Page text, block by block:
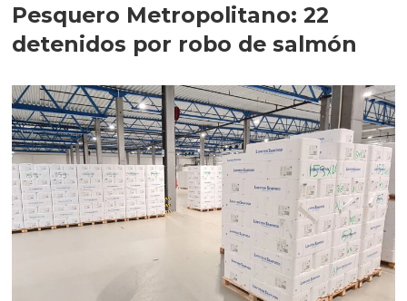
Pesquero Metropolitano: 22
detenidos por robo de salmón